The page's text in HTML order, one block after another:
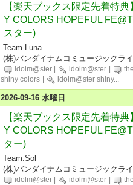
【楽天ブックス限定先着特
Y COLORS HOPEFUL
スター)
Team.Luna
(株)バンダイナムコミュージックラ
idolm@ster idolm@ster
shiny colors
idolm@ster shiny...
2026-09-16 水曜日
【楽天ブックス限定先着特
Y COLORS HOPEFUL
ター)
Team.Sol
(株)バンダイナムコミュージックラ
idolm@ster idolm@ster